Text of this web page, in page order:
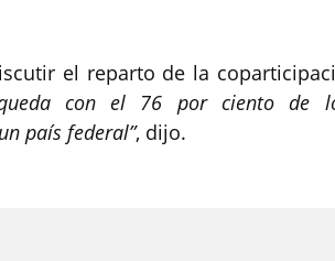
el reparto de la
con el 76 por ciento de
país federal”, dijo.